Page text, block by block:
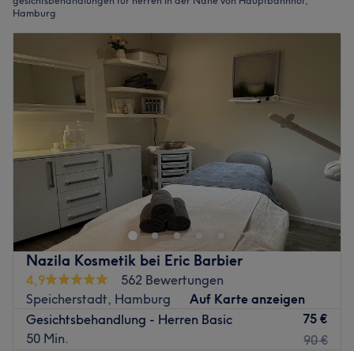
Hamburg
Nazila Kosmetik bei Eric Barbier
4,9
562 Bewertungen
Speicherstadt, Hamburg
Auf Karte anzeigen
Gesichtsbehandlung - Herren Basic
50 Min.
75 €
90 €